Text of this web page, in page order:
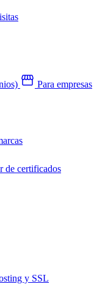
Para empresas
de certificados
y SSL